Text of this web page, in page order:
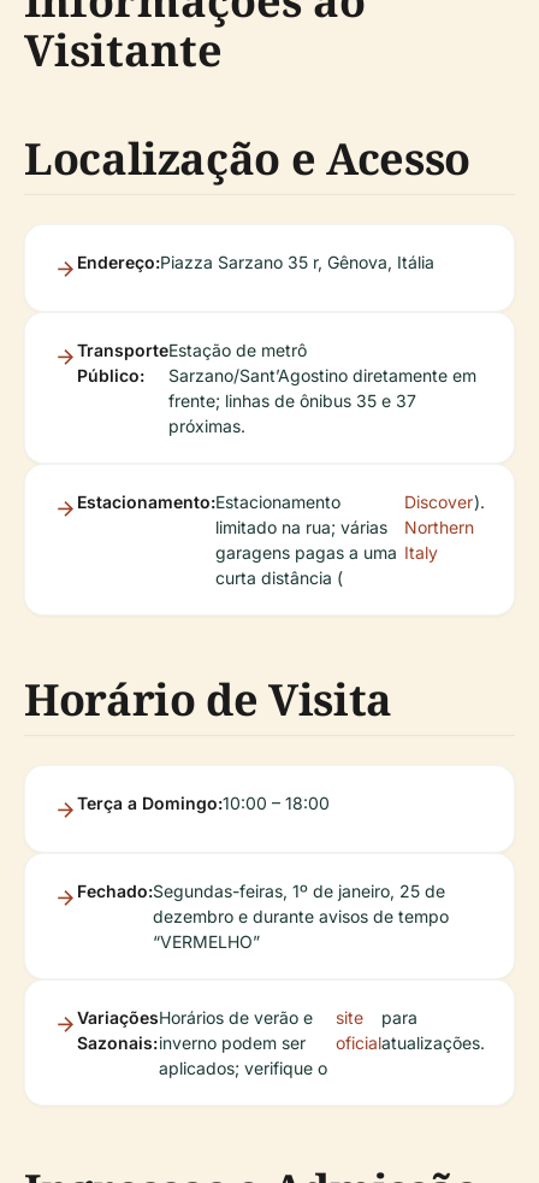
Visitante
Localização e Acesso
Endereço:Piazza Sarzano 35 r, Gênova, Itália
Transporte
Público:
Estação de metrô
Sarzano/Sant’Agostino diretamente em
frente; linhas de ônibus 35 e 37
próximas.
Estacionamento:Estacionamento
limitado na rua; várias
garagens pagas a uma
curta distância (
Discover
Northern
Italy
).
Horário de Visita
Terça a Domingo:10:00 – 18:00
Fechado:Segundas-feiras, 1º de janeiro, 25 de
dezembro e durante avisos de tempo
“VERMELHO”
Variações
Sazonais:
Horários de verão e
inverno podem ser
aplicados; verifique o
site
oficial
para
atualizações.